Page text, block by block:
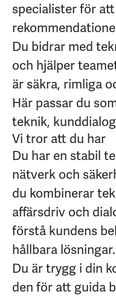
specialister för
Du bidrar med
och hjälper
är säkra, rimliga
Här passar du
teknik,
Vi tror att du har
Du har en stabil
nätverk och
du kombinerar
affärsdriv och
förstå kundens
hållbara lösningar.
Du är trygg i din
den för att guida